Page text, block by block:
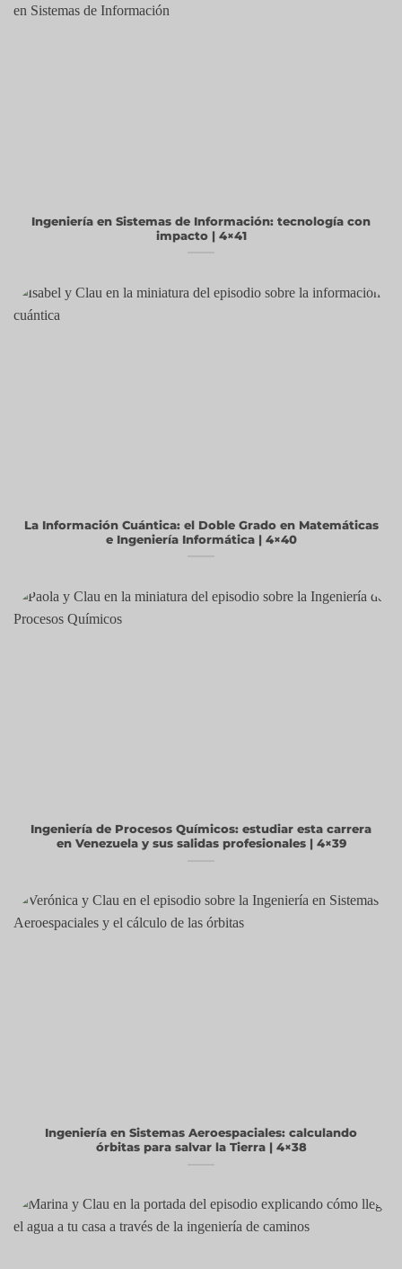
Ingeniería en Sistemas de Información: tecnología con
impacto | 4×41
La Información Cuántica: el Doble Grado en Matemáticas
e Ingeniería Informática | 4×40
Ingeniería de Procesos Químicos: estudiar esta carrera
en Venezuela y sus salidas profesionales | 4×39
Ingeniería en Sistemas Aeroespaciales: calculando
órbitas para salvar la Tierra | 4×38